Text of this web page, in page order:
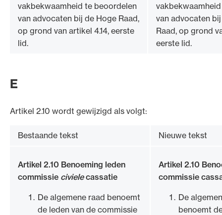
vakbekwaamheid te beoordelen
van advocaten bij de Hoge Raad,
op grond van artikel 4.14, eerste
lid.
van advocaten
Raad, op grond
eerste lid.
E
Artikel 2.10 wordt gewijzigd als volgt:
Bestaande tekst Nieuwe tekst
Artikel 2.10 Benoeming leden
commissie civielecassatie
De algemene raad benoemt
de leden van de commissie
Artikel 2.10
commissie
De
benoemt